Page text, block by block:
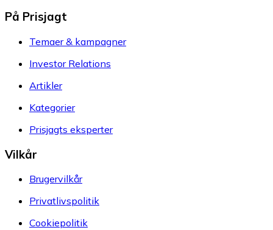
På Prisjagt
Temaer & kampagner
Investor Relations
Artikler
Kategorier
Prisjagts eksperter
Vilkår
Brugervilkår
Privatlivspolitik
Cookiepolitik